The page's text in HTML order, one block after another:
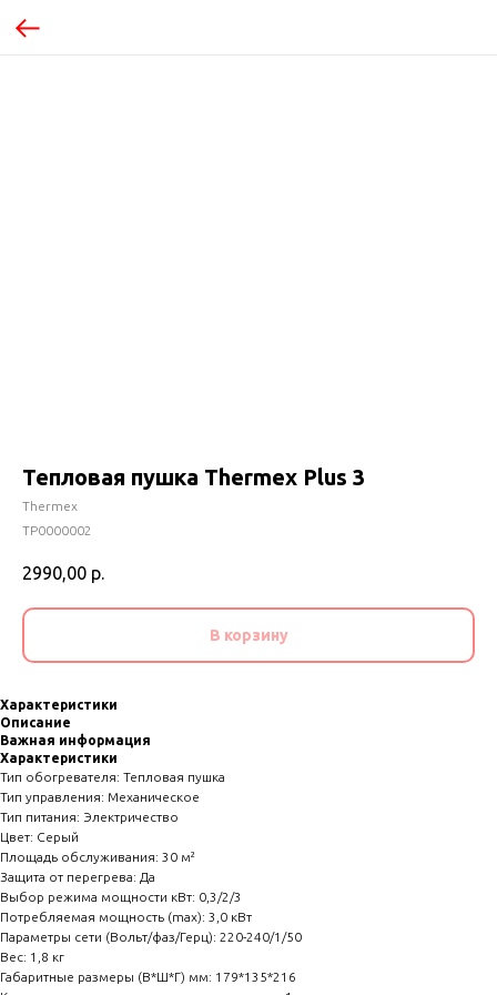
Тепловая пушка Thermex Plus 3
Thermex
TP0000002
2990,00 р.
В корзину
Характеристики
Описание
Важная информация
Характеристики
Тип обогревателя: Тепловая пушка
Тип управления: Механическое
Тип питания: Электричество
Цвет: Серый
Площадь обслуживания: 30 м²
Защита от перегрева: Да
Выбор режима мощности кВт: 0,3/2/3
Потребляемая мощность (max): 3,0 кВт
Параметры сети (Вольт/фаз/Герц): 220-240/1/50
Вес: 1,8 кг
Габаритные размеры (В*Ш*Г) мм: 179*135*216